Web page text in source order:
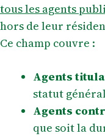
tous les agents
hors de leur
Ce champ couvre :
Agents
statut
Agents
que soit la